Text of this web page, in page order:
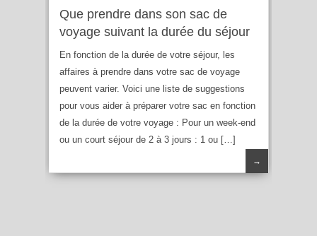
Que prendre dans son sac de
voyage suivant la durée du séjour
En fonction de la durée de votre séjour, les
affaires à prendre dans votre sac de voyage
peuvent varier. Voici une liste de suggestions
pour vous aider à préparer votre sac en fonction
de la durée de votre voyage : Pour un week-end
ou un court séjour de 2 à 3 jours : 1 ou […]
→